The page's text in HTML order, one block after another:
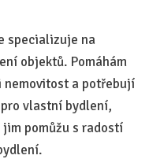
specializuje na
objektů. Pomáhám
a potřebují
vlastní bydlení,
pomůžu s radostí